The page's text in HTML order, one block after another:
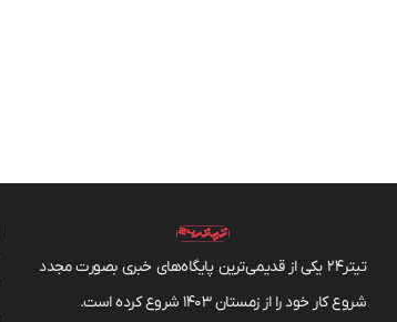
تیتر24 یکی از قدیمی‌ترین پایگاه‌های خبری بصورت مجدد
شروع کار خود را از زمستان 1403 شروع کرده است.